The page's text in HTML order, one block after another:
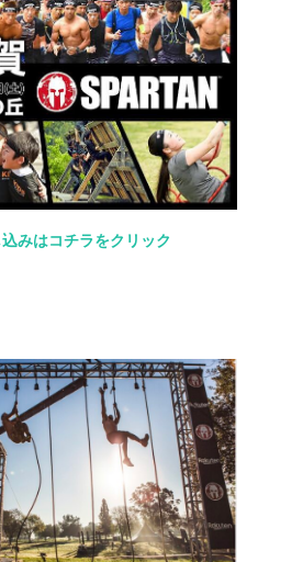
みはコチラをクリック